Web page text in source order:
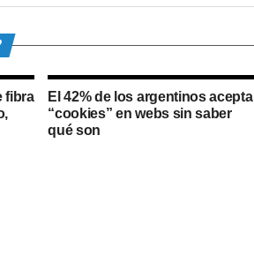
fibra
El 42% de los argentinos acepta
“cookies” en webs sin saber
qué son